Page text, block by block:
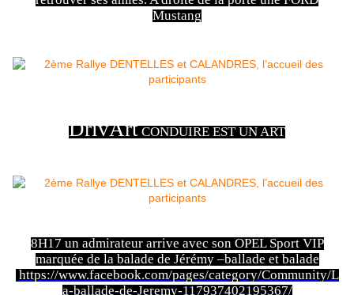
Mustang
DrivArt CONDUIRE EST UN ART
8H17 un admirateur arrive avec son OPEL Sport VIP
marquée de la balade de Jérémy –ballade et balade
https://www.facebook.com/pages/category/Community/L
a-ballade-de-Jeremy-117937402195367/